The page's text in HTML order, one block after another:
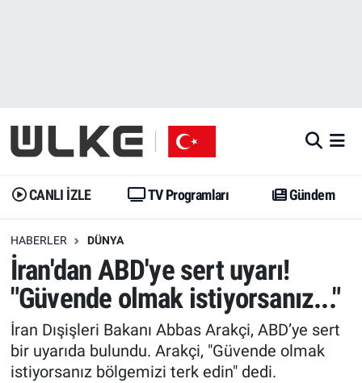
CANLI İZLE TV Programları Gündem
HABERLER DÜNYA
İran'dan ABD'ye sert uyarı!
"Güvende olmak istiyorsanız..."
İran Dışişleri Bakanı Abbas Arakçi, ABD’ye sert
bir uyarıda bulundu. Arakçi, "Güvende olmak
istiyorsanız bölgemizi terk edin" dedi.
Gündem
Dünya
Erişim Bilgileri
Ekonomi
Trend
Gündem
Trend
Erişim Bilgileri
Spor
Ekonomi
İstanbul Namaz Vakitleri
Trafik Durumu
Erişim Bilgileri
Tüm Manşetler
Son Dakika Haberleri